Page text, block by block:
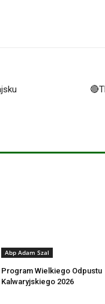
Abp Adam Szal
Program Wielkiego Odpustu
Kalwaryjskiego 2026